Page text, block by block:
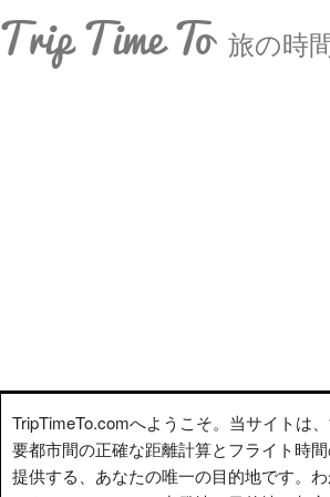
Trip Time To 旅の時
TripTimeTo.comへようこそ。当サイトは
要都市間の正確な距離計算とフライト時
提供する、あなたの唯一の目的地です。